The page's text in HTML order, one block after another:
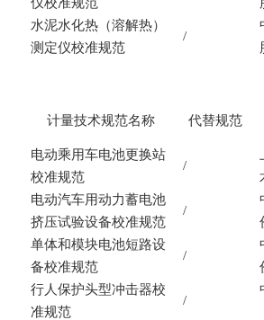
水泥水化热（溶解热）
测定仪校准规范
/
计量技术规范名称 代替规范
电动乘用车电池更换站
校准规范
/
电动汽车用动力蓄电池
挤压试验设备校准规范
/
单体和模块电池短路设
备校准规范
/
行人保护头型冲击器校
准规范
/